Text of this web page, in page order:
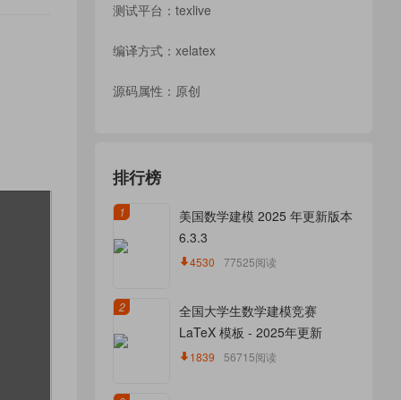
测试平台：texlive
编译方式：xelatex
源码属性：原创
排行榜
1
美国数学建模 2025 年更新版本
6.3.3
4530 77525阅读
2
全国大学生数学建模竞赛
LaTeX 模板 - 2025年更新
1839 56715阅读